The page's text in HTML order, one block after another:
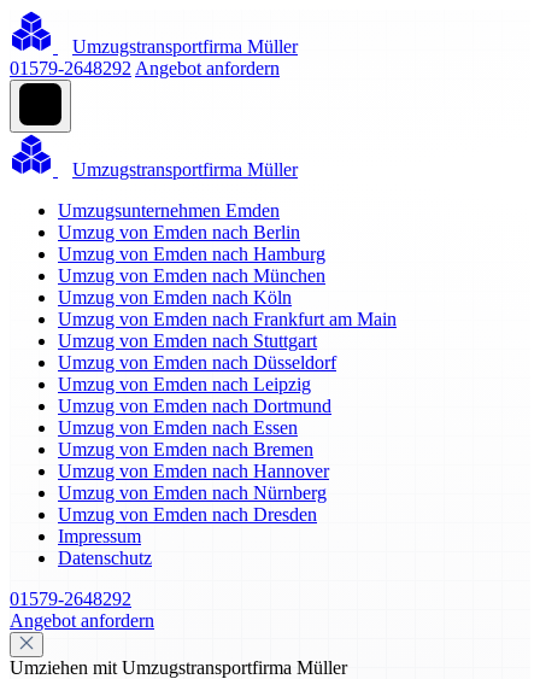
Umzugstransportfirma Müller
01579-2648292 Angebot anfordern
Umzugstransportfirma Müller
Umzugsunternehmen Emden
Umzug von Emden nach Berlin
Umzug von Emden nach Hamburg
Umzug von Emden nach München
Umzug von Emden nach Köln
Umzug von Emden nach Frankfurt am Main
Umzug von Emden nach Stuttgart
Umzug von Emden nach Düsseldorf
Umzug von Emden nach Leipzig
Umzug von Emden nach Dortmund
Umzug von Emden nach Essen
Umzug von Emden nach Bremen
Umzug von Emden nach Hannover
Umzug von Emden nach Nürnberg
Umzug von Emden nach Dresden
Impressum
Datenschutz
01579-2648292
Angebot anfordern
Umziehen mit Umzugstransportfirma Müller